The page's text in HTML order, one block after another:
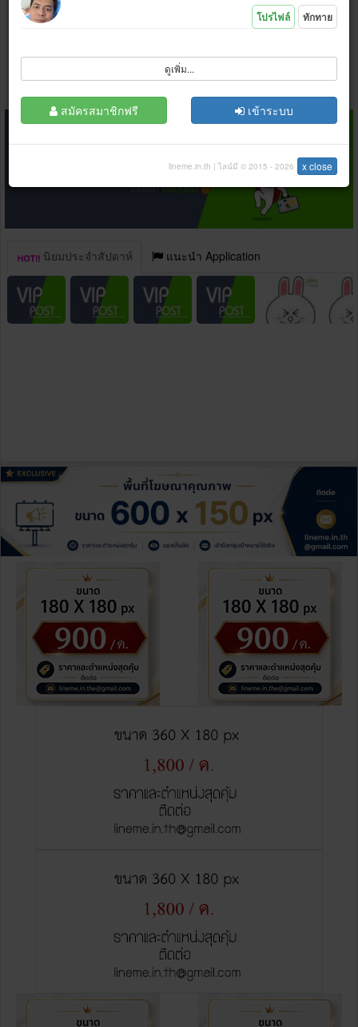
ฉันไม่ใช่โปรแกรมอัตโนมัติ
นิยมประจำสัปดาห์ แนะนำ Application
โปรไฟล์ ทักทาย
ดูเพิ่ม...
สมัครสมาชิกฟรี เข้าระบบ
lineme.in.th | ไลน์มี © 2015 - 2026 x close